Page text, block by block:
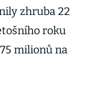
zhruba 22
roku
milionů na